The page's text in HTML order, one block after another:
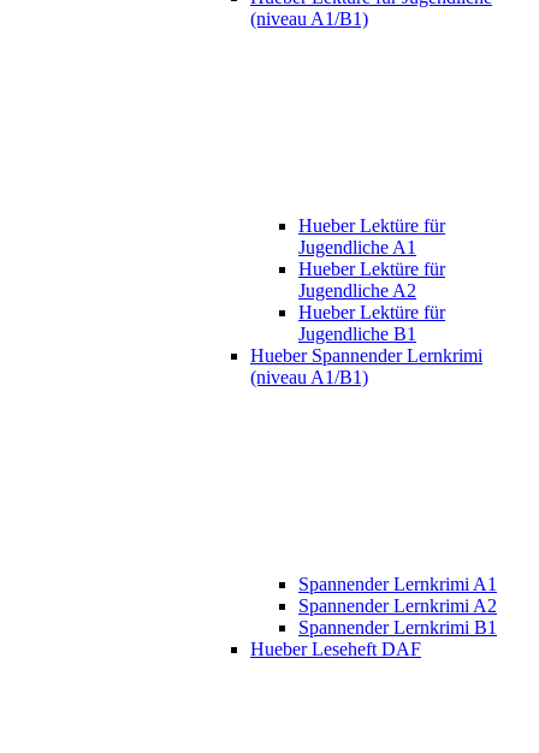
(niveau A1/B1)
Hueber Lektüre für
Jugendliche A1
Hueber Lektüre für
Jugendliche A2
Hueber Lektüre für
Jugendliche B1
Hueber Spannender Lernkrimi
(niveau A1/B1)
Spannender Lernkrimi A1
Spannender Lernkrimi A2
Spannender Lernkrimi B1
Hueber Leseheft DAF